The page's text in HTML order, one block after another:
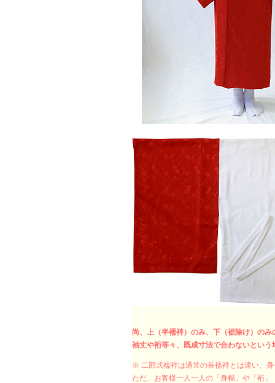
尚、上（半襦袢）のみ、下（裾除け）の
袖丈や裄等々、既成寸法で合わないとい
※ 二部式襦袢は通常の長襦袢とは違い、
ただ、お客様一人一人の「身幅」や「裄